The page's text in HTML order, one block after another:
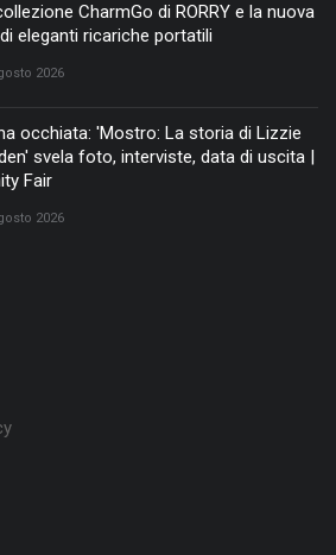
CharmGo di RORRY e la nuova
eleganti ricariche portatili
2026
occhiata: 'Mostro: La storia di Lizzie
svela foto, interviste, data di uscita |
Fair
2026